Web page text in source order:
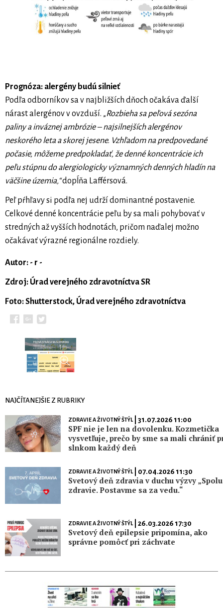
Prognóza: alergény budú silnieť
Podľa odborníkov sa v najbližších dňoch očakáva ďalší
nárast alergénov v ovzduší. „Rozbieha sa peľová sezóna
paliny a inváznej ambrózie – najsilnejších alergénov
neskorého leta a skorej jesene. Vzhľadom na predpovedané
počasie, môžeme predpokladať, že denné koncentrácie ich
peľu stúpnu do alergiologicky významných denných hladín na
väčšine územia,“dopĺňa Lafférsová.
Peľ pŕhľavy si podľa nej udrží dominantné postavenie.
Celkové denné koncentrácie peľu by sa mali pohybovať v
stredných až vyšších hodnotách, pričom naďalej možno
očakávať výrazné regionálne rozdiely.
Autor: - r -
Zdroj: Úrad verejného zdravotníctva SR
Foto: Shutterstock, Úrad verejného zdravotníctva
NAJČÍTANEJŠIE Z RUBRIKY
ZDRAVIE A ŽIVOTNÝ ŠTÝL| 31.07.2026 11:00
SPF nie je len na dovolenku. Kozmetička
vysvetľuje, prečo by sme sa mali chrániť
slnkom každý deň
ZDRAVIE A ŽIVOTNÝ ŠTÝL| 07.04.2026 11:30
Svetový deň zdravia v duchu výzvy
zdravie. Postavme sa za vedu.“
ZDRAVIE A ŽIVOTNÝ ŠTÝL| 26.03.2026 17:30
Svetový deň epilepsie pripomína, ako
správne pomôcť pri záchvate